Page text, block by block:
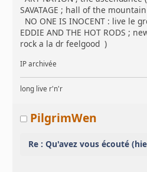
SAVATAGE ; hall of the
NO ONE IS INOCENT : live le
EDDIE AND THE HOT RODS ;
rock a la dr feelgood )
IP archivée
long live r'n'r
PilgrimWen
Re : Qu'avez vous écouté